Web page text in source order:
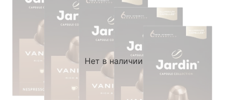
Нет в наличии